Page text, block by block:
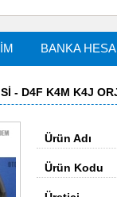
BANKA
- D4F K4M K4J
Ürün Adı
Ürün Kodu